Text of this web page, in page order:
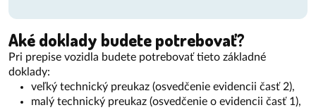
Aké doklady budete potrebovať?
Pri prepise vozidla budete potrebovať tieto základné
doklady:
veľký technický preukaz (osvedčenie evidencii časť 2),
malý technický preukaz (osvedčenie o evidencii časť 1),